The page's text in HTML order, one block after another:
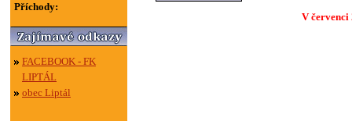
Příchody:
FACEBOOK - FK
LIPTÁL
obec Liptál
V červenci